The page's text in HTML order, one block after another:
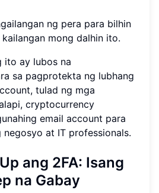
ng pera para bilhin
mong dalhin ito.
ito ay lubos na
sa pagprotekta ng lubhang
tulad ng mga
cryptocurrency
email account para
negosyo at IT professionals.
ang 2FA: Isang
na Gabay